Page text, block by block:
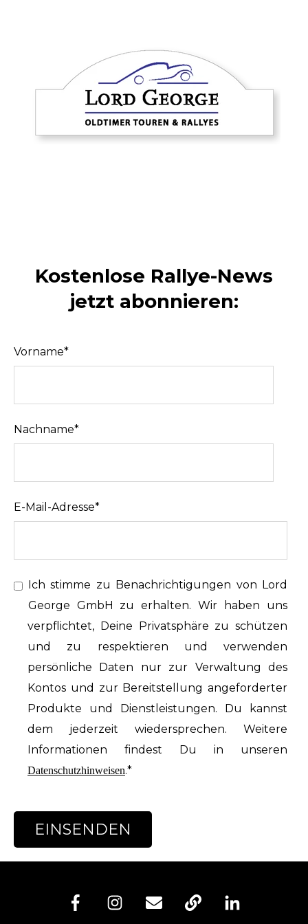
Kostenlose Rallye-News
jetzt abonnieren:
Vorname*
Nachname*
E-Mail-Adresse*
Ich stimme zu Benachrichtigungen von Lord
George GmbH zu erhalten. Wir haben uns
verpflichtet, Deine Privatsphäre zu schützen
und zu respektieren und verwenden
persönliche Daten nur zur Verwaltung des
Kontos und zur Bereitstellung angeforderter
Produkte und Dienstleistungen. Du kannst
dem jederzeit wiedersprechen. Weitere
Informationen findest Du in unseren
Datenschutzhinweisen.*